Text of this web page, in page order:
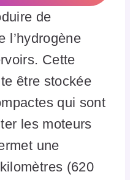
de
l’hydrogène
Cette
être stockée
qui sont
les moteurs
une
(620